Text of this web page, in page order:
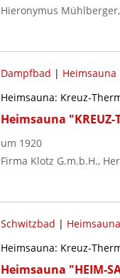
Hieronymus
Dampfbad | Heimsauna
Heimsauna: Kreuz-
Heimsauna "KREUZ-
um 1920
Firma Klotz G.m.b.H.,
Schwitzbad | Heimsauna
Heimsauna: Kreuz-
Heimsauna "HEIM-